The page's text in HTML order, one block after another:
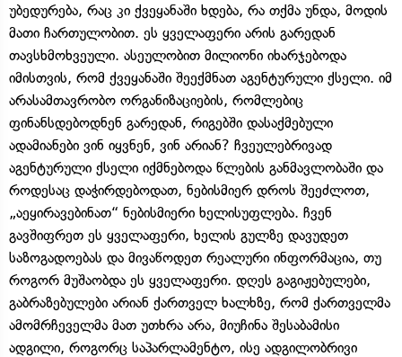
უბედურება, რაც კი ქვეყანაში ხდება, რა თქმა უნდა, მოდის
მათი ჩართულობით. ეს ყველაფერი არის გარედან
თავსხმოხვეული. ასეულობით მილიონი იხარჯებოდა
იმისთვის, რომ ქვეყანაში შეექმნათ აგენტურული ქსელი. იმ
არასამთავრობო ორგანიზაციების, რომლებიც
ფინანსდებოდნენ გარედან, რიგებში დასაქმებული
ადამიანები ვინ იყვნენ, ვინ არიან? ჩვეულებრივად
აგენტურული ქსელი იქმნებოდა წლების განმავლობაში და
როდესაც დაჭირდებოდათ, ნებისმიერ დროს შეეძლოთ,
„აეყირავებინათ“ ნებისმიერი ხელისუფლება. ჩვენ
გავშიფრეთ ეს ყველაფერი, ხელის გულზე დავუდეთ
საზოგადოებას და მივაწოდეთ რეალური ინფორმაცია, თუ
როგორ მუშაობდა ეს ყველაფერი. დღეს გაგიჟებულები,
გაბრაზებულები არიან ქართველ ხალხზე, რომ ქართველმა
ამომრჩეველმა მათ უთხრა არა, მიუჩინა შესაბამისი
ადგილი, როგორც საპარლამენტო, ისე ადგილობრივი